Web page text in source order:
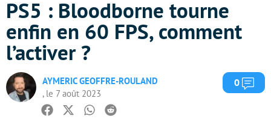
PS5 : Bloodborne tourne
enfin en 60 FPS, comment
l’activer ?
AYMERIC GEOFFRE-ROULAND
, le 7 août 2023
0
Facebook
TwitterWhatsapp
Reddit